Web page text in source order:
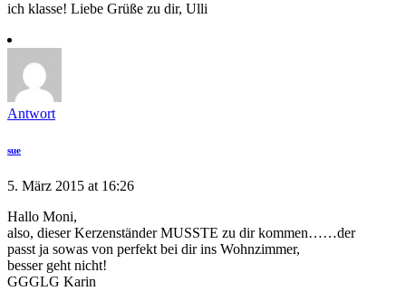
ich klasse! Liebe Grüße zu dir, Ulli
Antwort
sue
5. März 2015 at 16:26
Hallo Moni,
also, dieser Kerzenständer MUSSTE zu dir kommen……der
passt ja sowas von perfekt bei dir ins Wohnzimmer,
besser geht nicht!
GGGLG Karin